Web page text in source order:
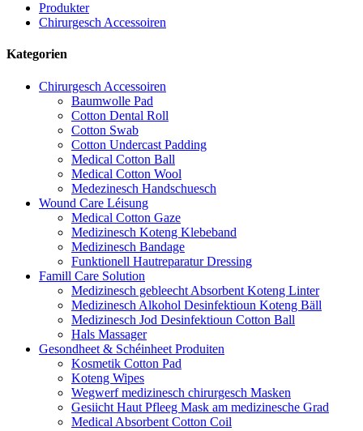
Produkter
Chirurgesch Accessoiren
Kategorien
Chirurgesch Accessoiren
Baumwolle Pad
Cotton Dental Roll
Cotton Swab
Cotton Undercast Padding
Medical Cotton Ball
Medical Cotton Wool
Medezinesch Handschuesch
Wound Care Léisung
Medical Cotton Gaze
Medizinesch Koteng Klebeband
Medizinesch Bandage
Funktionell Hautreparatur Dressing
Famill Care Solution
Medizinesch gebleecht Absorbent Koteng Linter
Medizinesch Alkohol Desinfektioun Koteng Bäll
Medizinesch Jod Desinfektioun Cotton Ball
Hals Massager
Gesondheet & Schéinheet Produiten
Kosmetik Cotton Pad
Koteng Wipes
Wegwerf medizinesch chirurgesch Masken
Gesiicht Haut Pfleeg Mask am medizinesche Grad
Medical Absorbent Cotton Coil